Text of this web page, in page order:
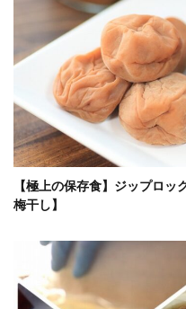
【極上の保存食】ジップロ
梅干し】